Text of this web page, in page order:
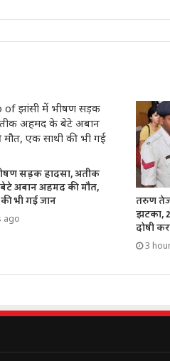
सड़क हादसा, अतीक
अबान अहमद की मौत,
भी गई जान
ago
तरुण
झटका,
दोषी
3